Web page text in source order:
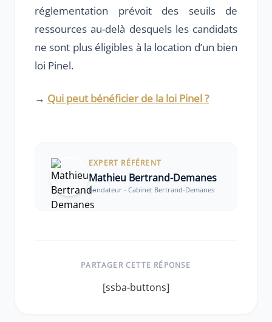
réglementation prévoit des seuils de
ressources au-delà desquels les candidats
ne sont plus éligibles à la location d’un bien
loi Pinel.
→ Qui peut bénéficier de la loi Pinel ?
EXPERT RÉFÉRENT
Mathieu Bertrand-Demanes
Fondateur - Cabinet Bertrand-Demanes
PARTAGER CETTE RÉPONSE
[ssba-buttons]